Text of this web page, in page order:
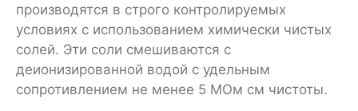
производятся в строго контролируемых
условиях с использованием химически чистых
солей. Эти соли смешиваются с
деионизированной водой с удельным
сопротивлением не менее 5 МОм см чистоты.